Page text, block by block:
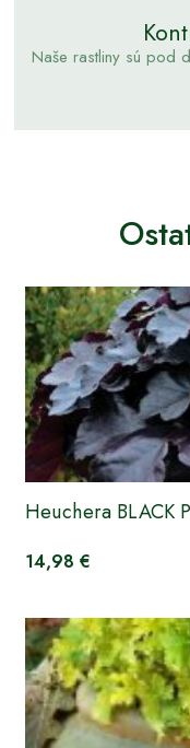
Naše rastliny sú pod
Heuchera BLACK
14,98 €